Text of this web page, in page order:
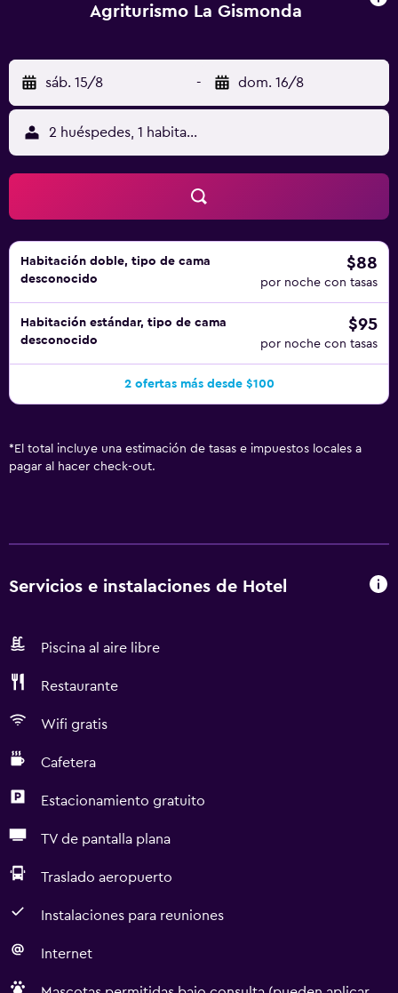
bidé. Es posible solicitar frigorífico y tabla de planchar
ofrece servicio de limpieza una vez por estancia. Los
servicios de ocio y esparcimiento en este alojamiento
agroturístico incluyen piscina al aire libre de temporada.
Se pueden practicar las actividades de ocio y
esparcimiento que se indican más abajo en las
instalaciones o cerca del alojamiento (es posible que se
Agriturismo La Gismonda
sáb. 15/8 - dom. 16/8
2 huéspedes, 1 habitación
Habitación doble, tipo de cama
desconocido
$88
por noche con tasas
Habitación estándar, tipo de cama
desconocido
$95
por noche con tasas
2 ofertas más desde $100
* El total incluye una estimación de tasas e impuestos locales a
pagar al hacer check-out.
Servicios e instalaciones de Hotel
Piscina al aire libre
Restaurante
Wifi gratis
Cafetera
Estacionamiento gratuito
TV de pantalla plana
Traslado aeropuerto
Instalaciones para reuniones
Internet